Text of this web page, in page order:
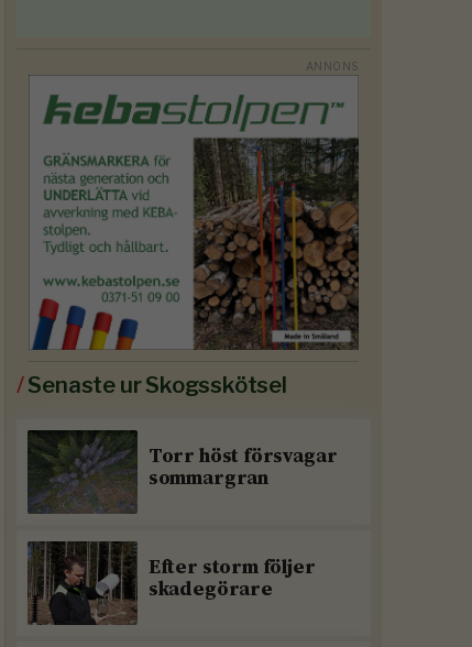
/Senaste ur Skogsskötsel
Torr höst försvagar
sommargran
Efter storm följer
skadegörare